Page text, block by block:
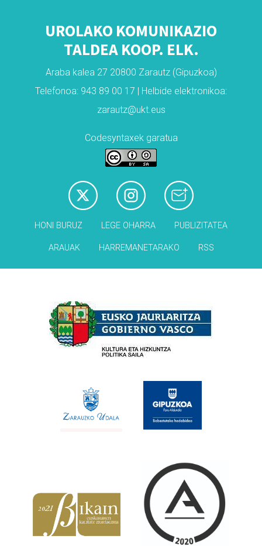
UROLAKO KOMUNIKAZIO
TALDEA KOOP. ELK.
Araba kalea 27 20800 Zarautz (Gipuzkoa)
Telefonoa: 943 89 00 17 | Helbide elektronikoa:
zarautz@ukt.eus
Codesyntaxek garatua
HONI BURUZ LEGE OHARRA PUBLIZITATEA
ARAUAK HARREMANETARAKO RSS